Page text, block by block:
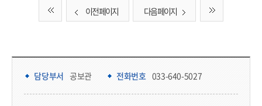
이전 페이지 다음 페이지
담당부서 정보 & 컨텐츠 만족도 조사 & 공공저작물 자유이용 허락 표시
담당부서 공보관 전화번호 033-640-5027